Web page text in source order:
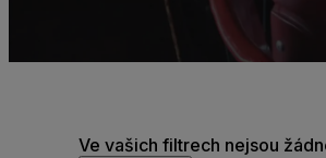
Ve vašich filtrech nejsou